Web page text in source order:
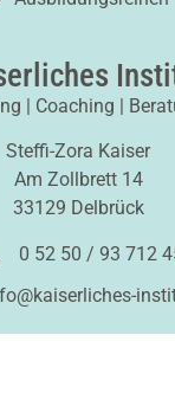
| Coaching |
Steffi-Zora Kaiser
Am Zollbrett 14
33129 Delbrück
0 52 50 / 93 712